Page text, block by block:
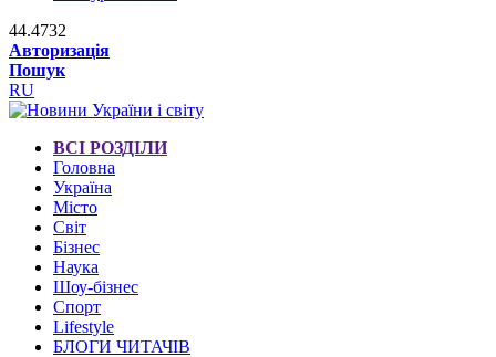
44.4732
Авторизація
Пошук
RU
ВСІ РОЗДІЛИ
Головна
Україна
Місто
Світ
Бізнес
Наука
Шоу-бізнес
Спорт
Lifestyle
БЛОГИ ЧИТАЧІВ